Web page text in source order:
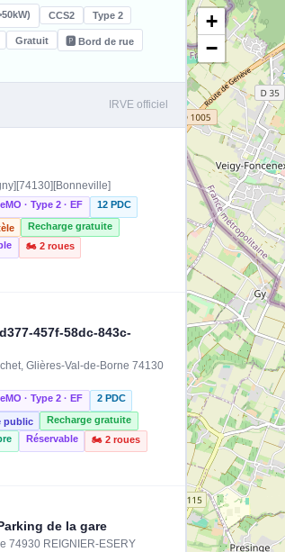
CCS2 Type 2
Gratuit 🅿️ Bord de rue
IRVE officiel
· Type 2 · EF 12 PDC
Recharge gratuite
🏍️ 2 roues
457f-58dc-843c-
Glières-Val-de-Borne 74130
· Type 2 · EF 2 PDC
public
Recharge gratuite
Réservable 🏍️ 2 roues
de la gare
74930 REIGNIER-ESERY
+
−